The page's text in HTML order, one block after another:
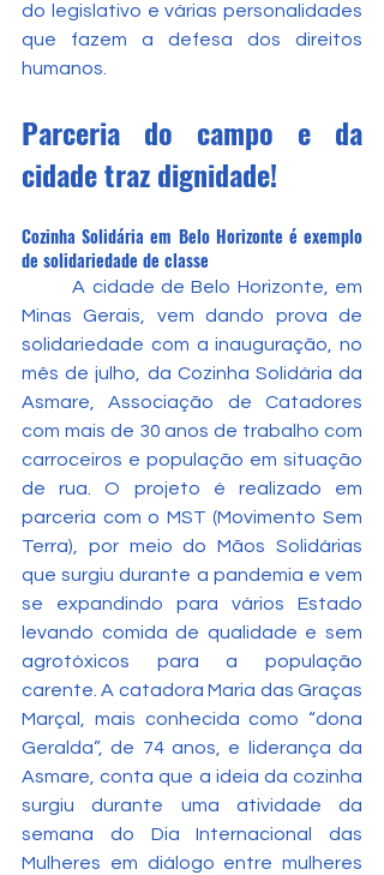
do legislativo e várias personalidades
que fazem a defesa dos direitos
humanos.
Parceria do campo e da
cidade traz dignidade!
Cozinha Solidária em Belo Horizonte é exemplo
de solidariedade de classe
	A cidade de Belo Horizonte, em
Minas Gerais, vem dando prova de
solidariedade com a inauguração, no
mês de julho, da Cozinha Solidária da
Asmare, Associação de Catadores
com mais de 30 anos de trabalho com
carroceiros e população em situação
de rua. O projeto é realizado em
parceria com o MST (Movimento Sem
Terra), por meio do Mãos Solidárias
que surgiu durante a pandemia e vem
se expandindo para vários Estado
levando comida de qualidade e sem
agrotóxicos para a população
carente. A catadora Maria das Graças
Marçal, mais conhecida como “dona
Geralda”, de 74 anos, e liderança da
Asmare, conta que a ideia da cozinha
surgiu durante uma atividade da
semana do Dia Internacional das
Mulheres em diálogo entre mulheres